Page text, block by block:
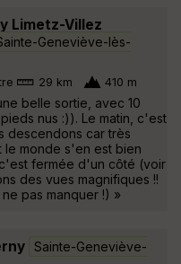
Limetz-Villez
Geneviève-lès-
29 km 410 m
belle sortie, avec 10
nus :)). Le matin, c'est
descendons car très
le monde s'en est bien
fermée d'un côté (voir
des vues magnifiques !!
pas manquer !) »
Sainte-Geneviève-